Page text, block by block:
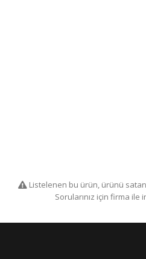
Listelenen bu ürün, ürünü
Sorularınız için firma ile